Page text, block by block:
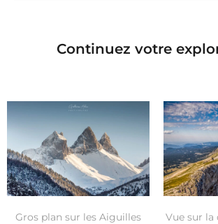
Continuez votre
Gros plan sur les Aiguilles
Vue sur la